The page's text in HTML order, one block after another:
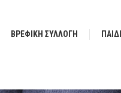
ΒΡΕΦΙΚΗ ΣΥΛΛΟΓΗ